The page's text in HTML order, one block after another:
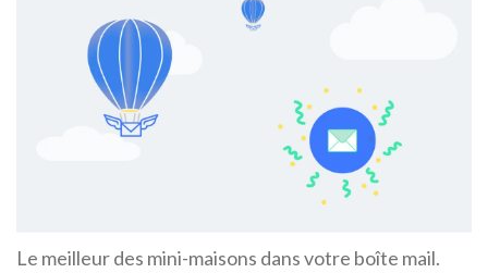
Le meilleur des mini-maisons dans votre boîte mail.